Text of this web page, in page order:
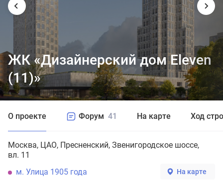
О проекте Форум 41 На карте Ход
Москва ЦАО Пресненский Звенигородское шоссе,
вл. 11
м. Улица 1905 года
На карте
ЖК «Дизайнерский дом Eleven
(11)»